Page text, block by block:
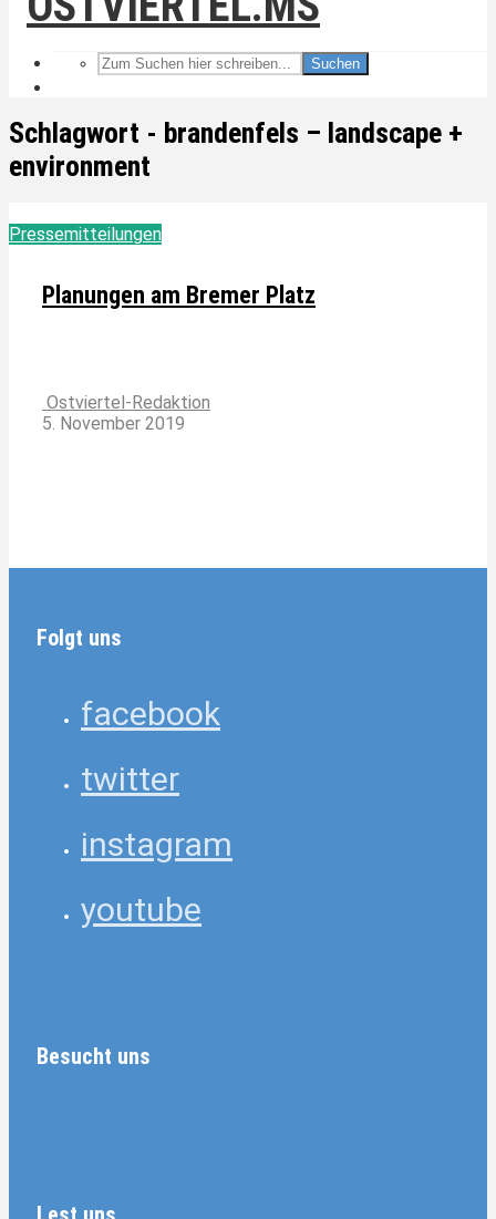
Suchen
Schlagwort - brandenfels – landscape +
environment
Pressemitteilungen
Planungen am Bremer Platz
Ostviertel-Redaktion
5. November 2019
Folgt uns
facebook
twitter
instagram
youtube
Besucht uns